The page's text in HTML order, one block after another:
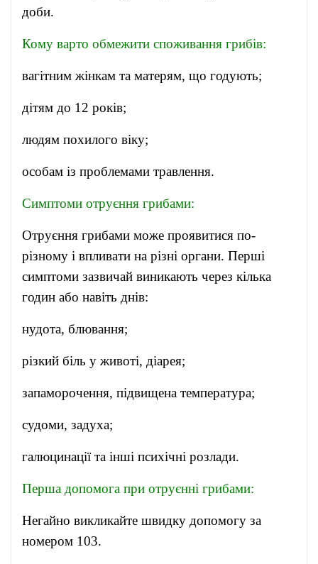
доби.
Кому варто обмежити споживання грибів:
вагітним жінкам та матерям, що годують;
дітям до 12 років;
людям похилого віку;
особам із проблемами травлення.
Симптоми отруєння грибами:
Отруєння грибами може проявитися по-
різному і впливати на різні органи. Перші
симптоми зазвичай виникають через кілька
годин або навіть днів:
нудота, блювання;
різкий біль у животі, діарея;
запаморочення, підвищена температура;
судоми, задуха;
галюцинації та інші психічні розлади.
Перша допомога при отруєнні грибами:
Негайно викликайте швидку допомогу за
номером 103.